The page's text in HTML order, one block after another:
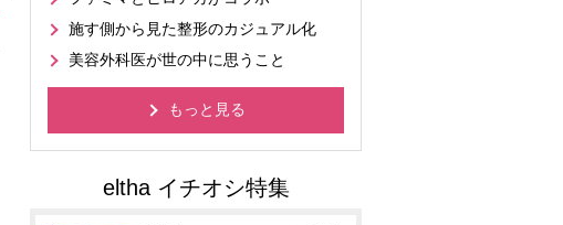
施す側から見た整形のカジュアル化
美容外科医が世の中に思うこと
もっと見る